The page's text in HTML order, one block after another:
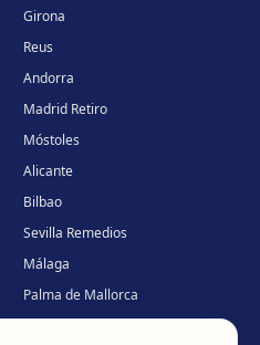
Girona
Reus
Andorra
Madrid Retiro
Móstoles
Alicante
Bilbao
Sevilla Remedios
Málaga
Palma de Mallorca
Portugal · Famalicão